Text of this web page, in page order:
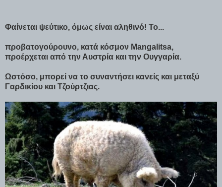
Φαίνεται ψεύτικο, όμως είναι αληθινό! Το...
προβατογούρουνο, κατά κόσμον Mangalitsa,
προέρχεται από την Αυστρία και την Ουγγαρία.
Ωστόσο, μπορεί να το συναντήσει κανείς και μεταξύ
Γαρδικίου και Τζούρτζιας.